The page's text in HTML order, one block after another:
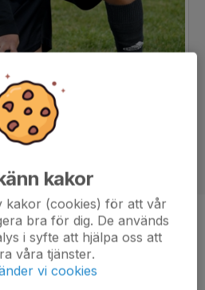
kakor
kakor (cookies) för att vår
bra för dig. De används
i syfte att hjälpa oss att
våra tjänster.
vi cookies